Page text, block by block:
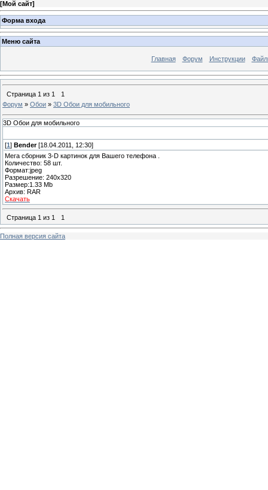
[Мой сайт]
Форма входа
Меню сайта
Главная Форум Инструкции
Страница 1 из 1
1
Форум » Обои » 3D Обои для мобильного
3D Обои для мобильного
[1 ] Bender[18.04.2011, 12:30]
Мега сборник 3-D картинок для Вашего телефона .
Количество: 58 шт.
Формат:jpeg
Разрешение: 240x320
Размер:1.33 Mb
Архив: RAR
Скачать
Страница 1 из 1 1
Полная версия сайта